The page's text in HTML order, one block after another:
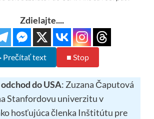
Zdielajte....
Prečítať text ■ Stop
do USA: Zuzana Čaputová
Stanfordovu univerzitu v
hosťujúca členka Inštitútu pre